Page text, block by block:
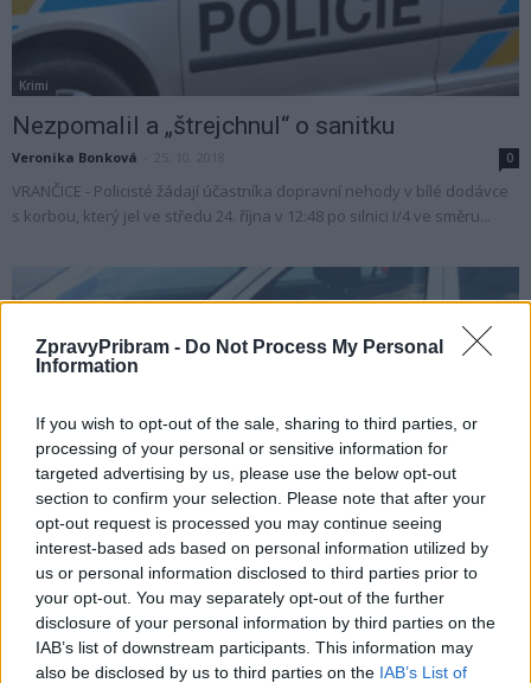
ZpravyPribram - Do Not Process My Personal
Information
If you wish to opt-out of the sale, sharing to third parties, or
processing of your personal or sensitive information for
targeted advertising by us, please use the below opt-out
section to confirm your selection. Please note that after your
opt-out request is processed you may continue seeing
interest-based ads based on personal information utilized by
us or personal information disclosed to third parties prior to
your opt-out. You may separately opt-out of the further
disclosure of your personal information by third parties on the
IAB’s list of downstream participants. This information may
also be disclosed by us to third parties on the IAB’s List of
Krimi
Nezpomalil a „štrejchnul“ o sanitku
Veronika Bonková 0
VRANČICE - Policisté žádají účastníka dopravní nehody v bílé dodávce
s korbou, který jel ve středu 24. října v 12:48 po silnici I/4 ve směru...
Krimi
Pátrání po svědcích dopravní nehody
Veronika Bonková 24. 10. 2018
PŘÍBRAM – Policie hledá svědky dopravní nehody, ke které došlo v
úterý 23. října v 18:20 hodin na osvětleném přechodu pro chodce v
ulici...